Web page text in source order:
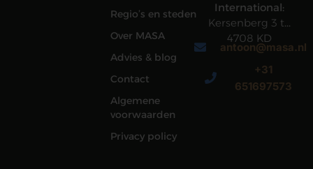
Regio’s en steden
Over MASA
Advies & blog
Contact
Algemene
voorwaarden
Privacy policy
International:
Kersenberg 3 te
4708 KD
Roosendaal
antoon@masa.nl
+31
651697573